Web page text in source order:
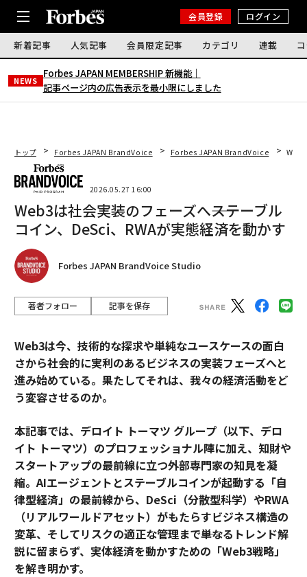
会員登録 ログイン
新着記事 人気記事 会員限定記事 カテゴリ 連載
NEWS
Forbes JAPAN MEMBERSHIP 新機能｜
記事ページ内の広告表示を最小限にしました
トップ Forbes JAPAN BrandVoice Forbes JAPAN BrandVoice
2026.05.27 16:00
Web3は社会実装のフェーズへ――ステーブル
コイン、DeSci、RWAが実態経済を動かす
Forbes JAPAN BrandVoice Studio
著者フォロー 記事を保存
Web3は今、技術的な探求や単純なユースケースの面白
さから社会的に実利のあるビジネスの実装フェーズへと
進み始めている。果たしてそれは、我々の経済活動をど
う変容させるのか。
本記事では、デロイト トーマツ グループ（以下、デロ
イト トーマツ）のプロフェッショナル陣に加え、知財や
スタートアップの最前線に立つ外部専門家の知見を凝
縮。AIエージェントとステーブルコインが起動する「自
律型経済」の最前線から、DeSci（分散型科学）やRWA
（リアルワールドアセット）がもたらすビジネス構造の
変革、そしてリスクの適正な管理まで――単なるトレンド解
説に留まらず、実体経済を動かすための「Web3戦略」
を解き明かす。